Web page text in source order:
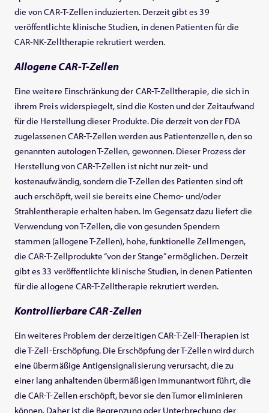
die von CAR-T-Zellen induzierten. Derzeit gibt es 39
veröffentlichte klinische Studien, in denen Patienten für die
CAR-NK-Zelltherapie rekrutiert werden.
Allogene CAR-T-Zellen
Eine weitere Einschränkung der CAR-T-Zelltherapie, die sich in
ihrem Preis widerspiegelt, sind die Kosten und der Zeitaufwand
für die Herstellung dieser Produkte. Die derzeit von der FDA
zugelassenen CAR-T-Zellen werden aus Patientenzellen, den so
genannten autologen T-Zellen, gewonnen. Dieser Prozess der
Herstellung von CAR-T-Zellen ist nicht nur zeit- und
kostenaufwändig, sondern die T-Zellen des Patienten sind oft
auch erschöpft, weil sie bereits eine Chemo- und/oder
Strahlentherapie erhalten haben. Im Gegensatz dazu liefert die
Verwendung von T-Zellen, die von gesunden Spendern
stammen (allogene T-Zellen), hohe, funktionelle Zellmengen,
die CAR-T-Zellprodukte “von der Stange” ermöglichen. Derzeit
gibt es 33 veröffentlichte klinische Studien, in denen Patienten
für die allogene CAR-T-Zelltherapie rekrutiert werden.
Kontrollierbare CAR-Zellen
Ein weiteres Problem der derzeitigen CAR-T-Zell-Therapien ist
die T-Zell-Erschöpfung. Die Erschöpfung der T-Zellen wird durch
eine übermäßige Antigensignalisierung verursacht, die zu
einer lang anhaltenden übermäßigen Immunantwort führt, die
die CAR-T-Zellen erschöpft, bevor sie den Tumor eliminieren
können. Daher ist die Begrenzung oder Unterbrechung der